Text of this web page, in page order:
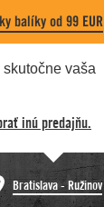
balíky od 99 EUR
skutočne vaša
inú predajňu.
Bratislava - Ružinov